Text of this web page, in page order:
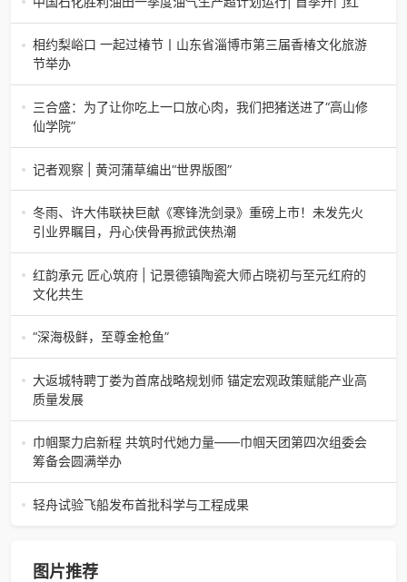
中国石化胜利油田一季度油气生产超计划运行| 首季开门红济
南电（记者 瑞夫 胜宣）2026年一季度，中国石化胜利油田
生产原油585.86万吨，天
相约梨峪口 一起过椿节丨山东省淄博市第三届香椿文化旅游
节举办
相约梨峪口 一起过椿节丨山东省淄博市第三届香椿文化旅游
节举办济南电（记者 瑞夫）4月18日，山东省淄博市第三届
香椿文化旅游节暨党建
三合盛：为了让你吃上一口放心肉，我们把猪送进了“高山修
仙学院”
三合盛：为了让你吃上一口放心肉，我们把猪送进了“高山修
仙学院”很多人问我，现在的生鲜赛道已经卷成麻花了，为什
么三合盛的“认养一头
记者观察 | 黄河蒲草编出“世界版图”
记者观察 | 黄河蒲草编出“世界版图”山东高青农妇的30年“草
根逆袭”路济南电（记者 瑞夫 王克军 郭克烁）一根黄河滩上
的蒲草，能走多
冬雨、许大伟联袂巨献《寒锋洗剑录》重磅上市！未发先火
引业界瞩目，丹心侠骨再掀武侠热潮
【新书首发】冬雨、许大伟联袂巨献《寒锋洗剑录》重磅上
市！未发先火引业界瞩目，丹心侠骨再掀武侠热潮（文/梵
可）近日，备受业界与读者双
红韵承元 匠心筑府 | 记景德镇陶瓷大师占晓初与至元红府的
文化共生
（中国晨报头条讯）景德镇的窑火，千年不熄，淬炼出无数
陶瓷瑰宝；元代釉里红的一抹艳红，穿越七百年岁月，成为
“深海极鲜，至尊金枪鱼”
“深海极鲜，至尊金枪鱼”苏州吴中白金汉爵大酒店蓝鳍金枪鱼
开鱼品鉴仪式圆满落幕2026年4月17日，江苏省苏州市吴中
白金汉爵大酒店大
大返城特聘丁娄为首席战略规划师 锚定宏观政策赋能产业高
质量发展
2026年4月16日，大返城（浙江）科技有限公司隆重举行签
约仪式，正式特聘丁娄先生担任公司首席战略规划师。此次
强强联合，是大返城集团深度
巾帼聚力启新程 共筑时代她力量——巾帼天团第四次组委会
筹备会圆满举办
巾帼聚力启新程 共筑时代她力量——巾帼天团第四次组委会
筹备会圆满举办2026年4月15日，巾帼天团第四次组委会筹
轻舟试验飞船发布首批科学与工程成果
果。据中国科学院微小卫星
图片推荐